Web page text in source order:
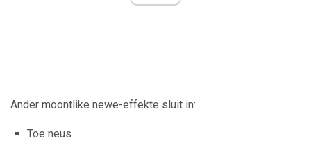
Ander moontlike newe-effekte sluit in:
Toe neus